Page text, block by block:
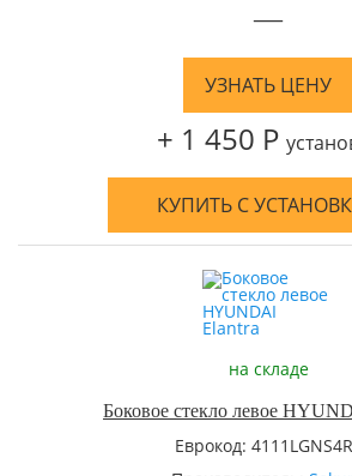
—
УЗНАТЬ ЦЕНУ
+ 1 450 Р
КУПИТЬ С
на складе
Боковое стекло левое
Еврокод: